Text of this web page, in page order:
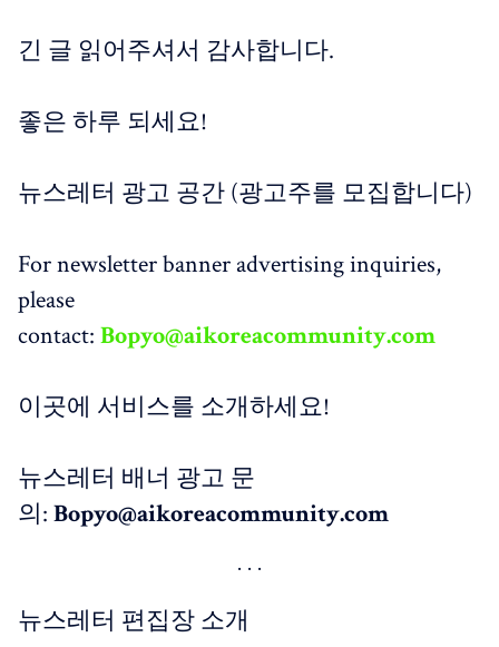
긴 글 읽어주셔서 감사합니다.
좋은 하루 되세요!
뉴스레터 광고 공간 (광고주를 모집합니다)
For newsletter banner advertising inquiries,
please
contact: Bopyo@aikoreacommunity.com
이곳에 서비스를 소개하세요!
뉴스레터 배너 광고 문
의: Bopyo@aikoreacommunity.com
뉴스레터 편집장 소개